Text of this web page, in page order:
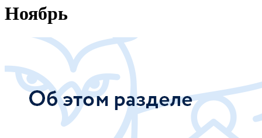
Ноябрь